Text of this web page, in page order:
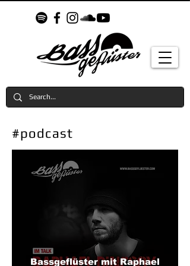
#podcast
Bassgeflüster mit Raphael